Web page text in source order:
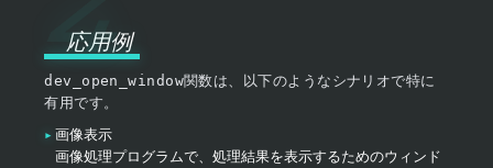
応用例
dev_open_window関数は、以下のようなシナリオで特に
有用です。
画像表示
画像処理プログラムで、処理結果を表示するためのウィンド